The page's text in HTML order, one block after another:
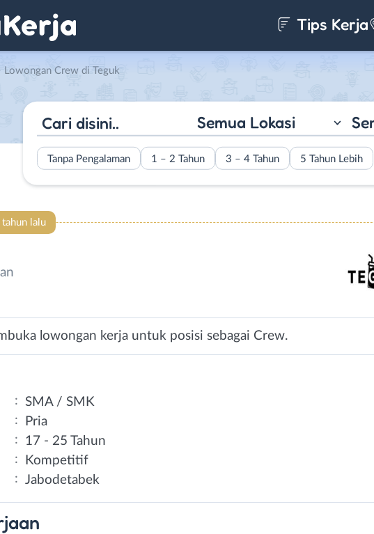
Tips Kerja
Lowongan Crew di Teguk
Semua Lokasi
Tanpa Pengalaman 1 – 2 Tahun 3 – 4 Tahun 5 Tahun Lebih
lalu
lowongan kerja untuk posisi sebagai Crew.
: SMA / SMK
:
Pria
:
17 - 25 Tahun
:
Kompetitif
: Jabodetabek